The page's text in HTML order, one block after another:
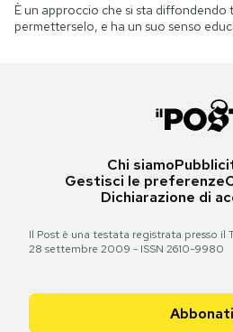
È un approccio che si sta
permetterselo, e ha un suo senso
Chi siamo
Gestisci le preferenze
Dichiarazione di
Il Post è una testata registrata presso il
28 settembre 2009 - ISSN 2610-9980
Abbonati